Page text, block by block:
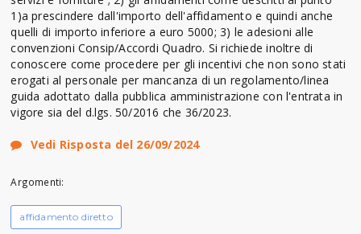
1)a prescindere dall'importo dell'affidamento e quindi anche
quelli di importo inferiore a euro 5000; 3) le adesioni alle
convenzioni Consip/Accordi Quadro. Si richiede inoltre di
conoscere come procedere per gli incentivi che non sono stati
erogati al personale per mancanza di un regolamento/linea
guida adottato dalla pubblica amministrazione con l'entrata in
vigore sia del d.lgs. 50/2016 che 36/2023.
Vedi Risposta del 26/09/2024
Argomenti:
affidamento diretto